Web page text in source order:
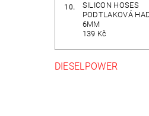
SILICON HOSES
PODTLAKOVÁ
6MM
139 Kč
DIESELPOWER